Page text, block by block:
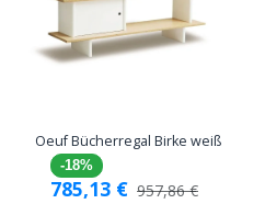
Oeuf Bücherregal Birke weiß
-18%
785,13 € 957,86€